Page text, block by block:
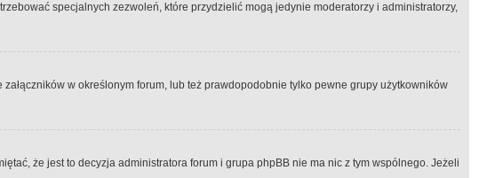
specjalnych zezwoleń, które przydzielić mogą jedynie moderatorzy i administratorzy,
w określonym forum, lub też prawdopodobnie tylko pewne grupy użytkowników
że jest to decyzja administratora forum i grupa phpBB nie ma nic z tym wspólnego. Jeżeli